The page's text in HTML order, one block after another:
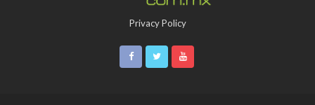
Privacy Policy